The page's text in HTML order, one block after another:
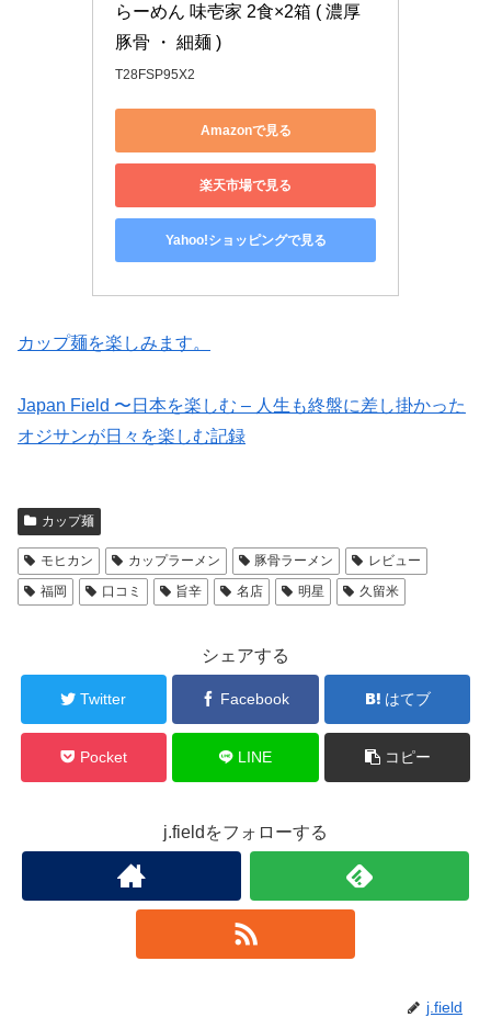
らーめん 味壱家 2食×2箱 ( 濃厚
豚骨 ・ 細麺 )
T28FSP95X2
Amazonで見る
楽天市場で見る
Yahoo!ショッピングで見る
カップ麺を楽しみます。
Japan Field 〜日本を楽しむ – 人生も終盤に差し掛かった
オジサンが日々を楽しむ記録
カップ麺
モヒカン カップラーメン 豚骨ラーメン
レビュー
福岡
口コミ 旨辛 名店 明星 久留米
シェアする
Twitter Facebook はてブ
Pocket LINE コピー
j.fieldをフォローする
j.field